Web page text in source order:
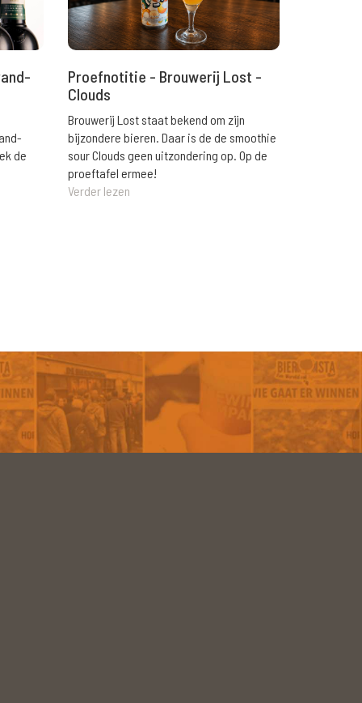
de
Proefnotitie - Brouwerij Lost -
Clouds
Brouwerij Lost staat bekend om zijn
bijzondere bieren. Daar is de de smoothie
sour Clouds geen uitzondering op. Op de
proeftafel ermee!
Verder lezen